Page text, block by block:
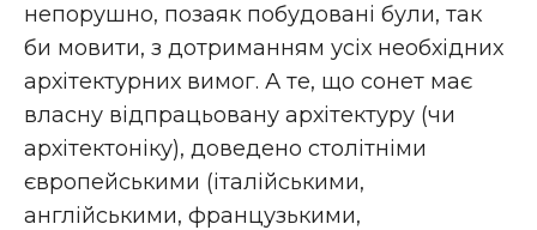
непорушно, позаяк побудовані були, так
би мовити, з дотриманням усіх необхідних
архітектурних вимог. А те, що сонет має
власну відпрацьовану архітектуру (чи
архітектоніку), доведено столітніми
європейськими (італійськими,
англійськими, французькими,